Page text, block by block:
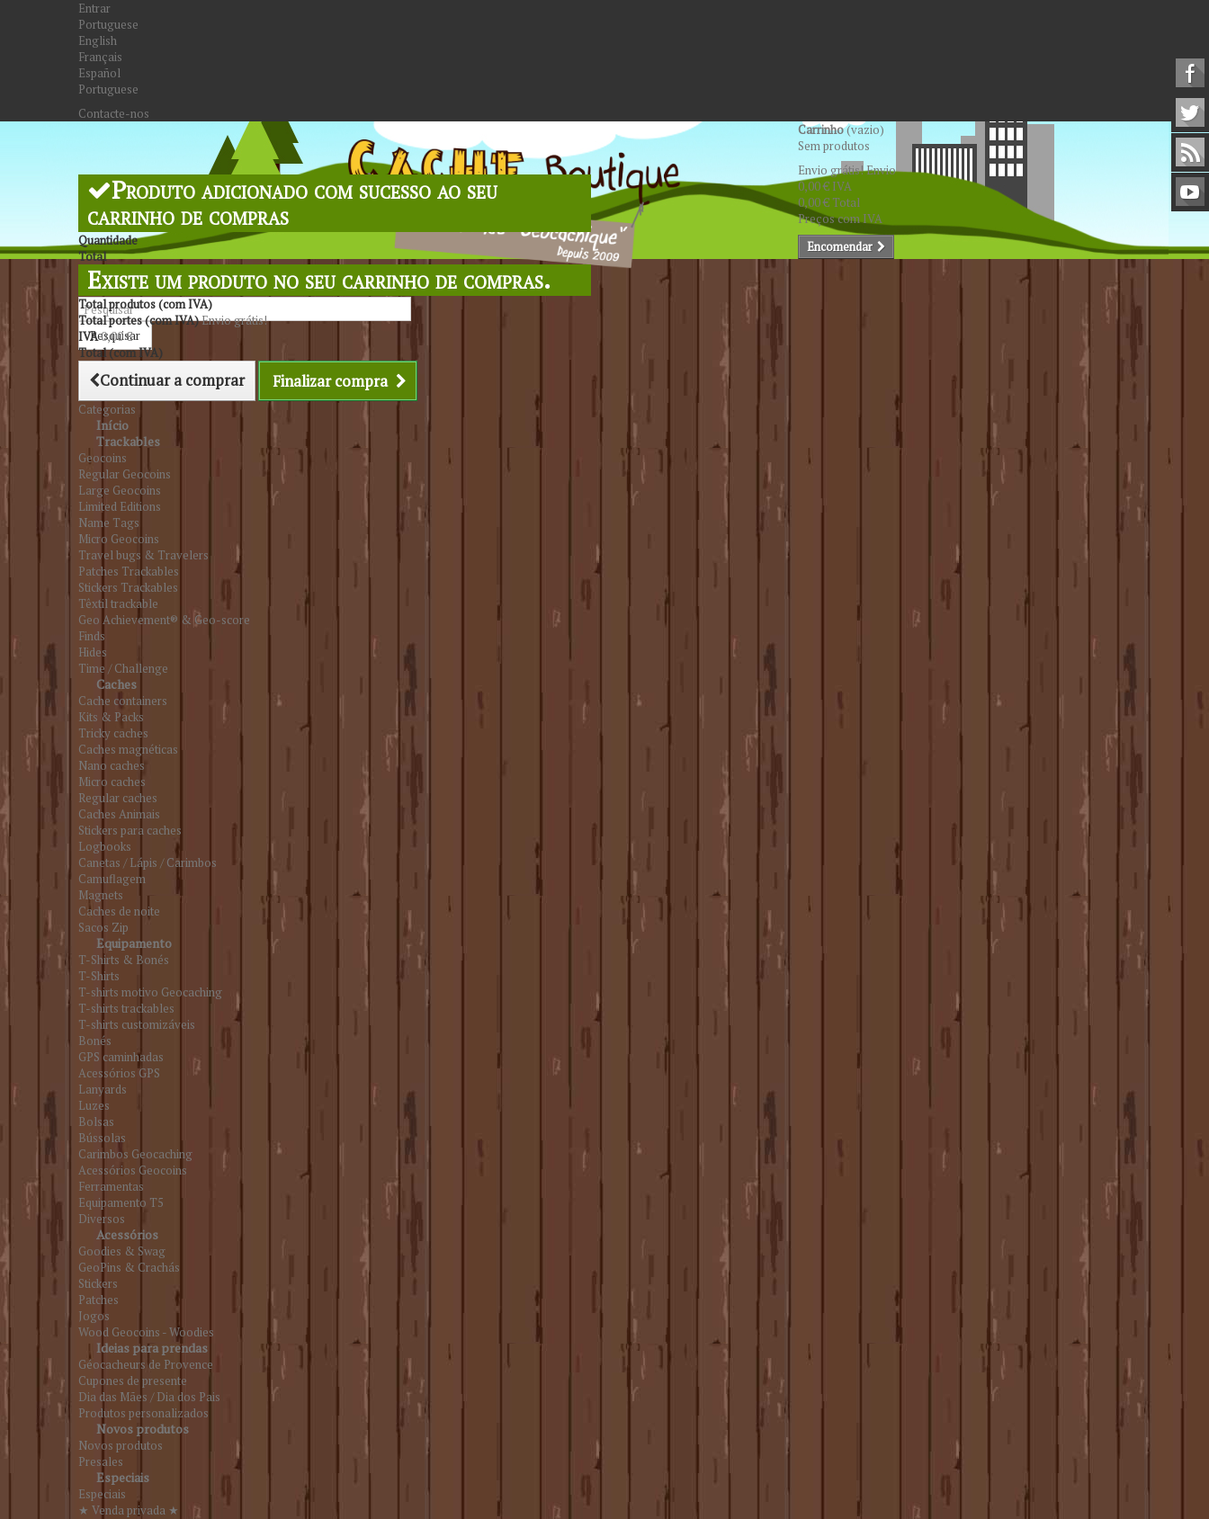
Entrar
Portuguese
English
Français
Español
Portuguese
Contacte-nos
Pesquisar
Carrinho(vazio)
Sem produtos
Envio grátis!Envio
0,00 € IVA
0,00 €Total
Preços com IVA
Encomendar
Produto adicionado com sucesso ao seu
carrinho de compras
Quantidade
Total
Existe um produto no seu carrinho de compras.
Total produtos (com IVA)
Total portes (com IVA)Envio grátis!
IVA0,00 €
Total (com IVA)
Continuar a comprar Finalizar compra
Categorias
Início
Trackables
Geocoins
Regular Geocoins
Large Geocoins
Limited Editions
Name Tags
Micro Geocoins
Travel bugs & Travelers
Patches Trackables
Stickers Trackables
Têxtil trackable
Geo Achievement® & Geo-score
Finds
Hides
Time / Challenge
Caches
Cache containers
Kits & Packs
Tricky caches
Caches magnéticas
Nano caches
Micro caches
Regular caches
Caches Animais
Stickers para caches
Logbooks
Canetas / Lápis / Carimbos
Camuflagem
Magnets
Caches de noite
Sacos Zip
Equipamento
T-Shirts & Bonés
T-Shirts
T-shirts motivo Geocaching
T-shirts trackables
T-shirts customizáveis
Bonés
GPS caminhadas
Acessórios GPS
Lanyards
Luzes
Bolsas
Bússolas
Carimbos Geocaching
Acessórios Geocoins
Ferramentas
Equipamento T5
Diversos
Acessórios
Goodies & Swag
GeoPins & Crachás
Stickers
Patches
Jogos
Wood Geocoins - Woodies
Ideias para prendas
Géocacheurs de Provence
Cupones de presente
Dia das Mães / Dia dos Pais
Produtos personalizados
Novos produtos
Novos produtos
Presales
Especiais
Especiais
★ Venda privada ★